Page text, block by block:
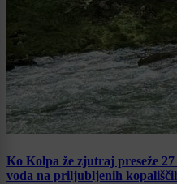
Ko Kolpa že zjutraj preseže
voda na priljubljenih